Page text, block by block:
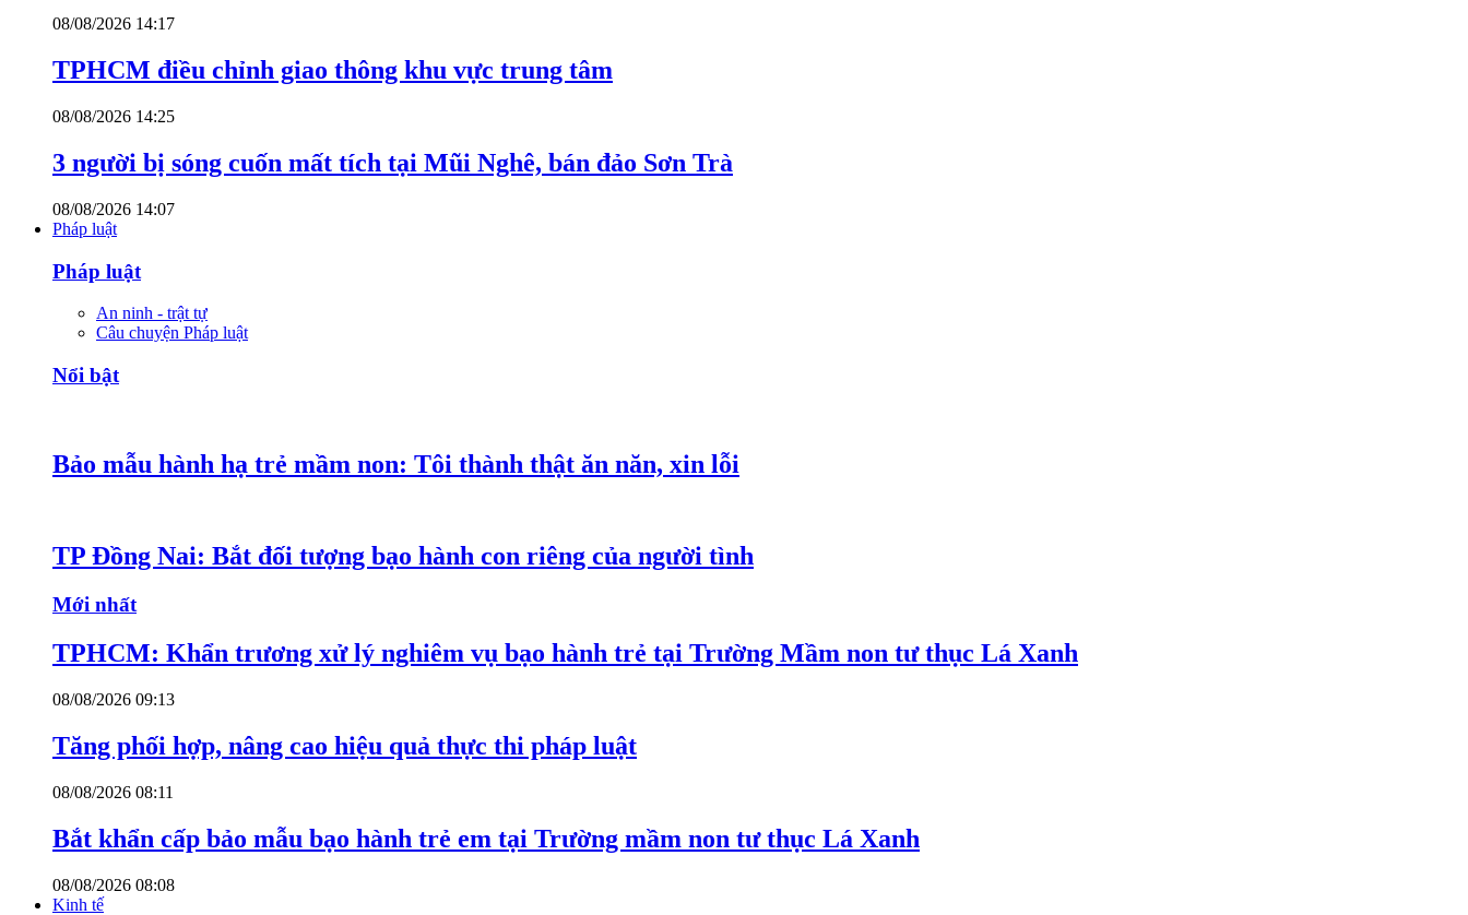
08/08/2026 14:17
TPHCM điều chỉnh giao thông khu vực trung tâm
08/08/2026 14:25
3 người bị sóng cuốn mất tích tại Mũi Nghê, bán đảo Sơn Trà
08/08/2026 14:07
Pháp luật
Pháp luật
An ninh - trật tự
Câu chuyện Pháp luật
Nổi bật
Bảo mẫu hành hạ trẻ mầm non: Tôi thành thật ăn năn, xin lỗi
TP Đồng Nai: Bắt đối tượng bạo hành con riêng của người tình
Mới nhất
TPHCM: Khẩn trương xử lý nghiêm vụ bạo hành trẻ tại Trường Mầm non tư thục Lá Xanh
08/08/2026 09:13
Tăng phối hợp, nâng cao hiệu quả thực thi pháp luật
08/08/2026 08:11
Bắt khẩn cấp bảo mẫu bạo hành trẻ em tại Trường mầm non tư thục Lá Xanh
08/08/2026 08:08
Kinh tế